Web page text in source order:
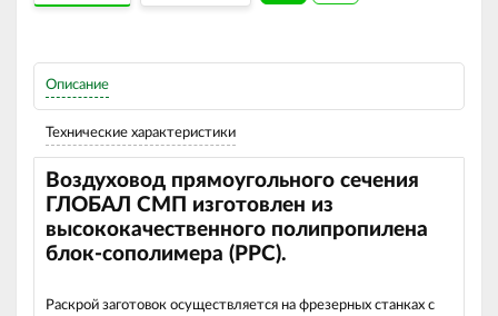
Описание
Технические характеристики
Воздуховод прямоугольного сечения
ГЛОБАЛ СМП изготовлен из
высококачественного полипропилена
блок-сополимера (РРС).
Раскрой заготовок осуществляется на фрезерных станках с